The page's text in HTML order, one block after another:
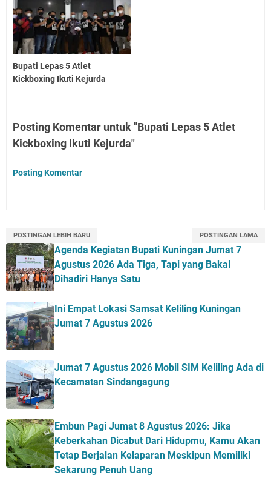
Bupati Lepas 5 Atlet
Kickboxing Ikuti Kejurda
Posting Komentar untuk "Bupati Lepas 5 Atlet
Kickboxing Ikuti Kejurda"
Posting Komentar
POSTINGAN LEBIH BARU POSTINGAN LAMA
Agenda Kegiatan Bupati Kuningan Jumat 7
Agustus 2026 Ada Tiga, Tapi yang Bakal
Dihadiri Hanya Satu
Ini Empat Lokasi Samsat Keliling Kuningan
Jumat 7 Agustus 2026
Jumat 7 Agustus 2026 Mobil SIM Keliling Ada di
Kecamatan Sindangagung
Embun Pagi Jumat 8 Agustus 2026: Jika
Keberkahan Dicabut Dari Hidupmu, Kamu Akan
Tetap Berjalan Kelaparan Meskipun Memiliki
Sekarung Penuh Uang